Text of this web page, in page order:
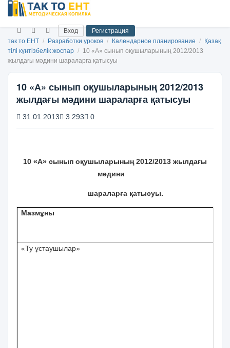
Вход
Регистрация
так то ЕНТ / Разработки уроков / Календарное планирование /
Қазақ
тілі күнтізбелік жоспар / 10 «А» сынып оқушыларының 2012/2013
жылдағы мәдини шараларға қатысуы
10 «А» сынып оқушыларының 2012/2013
жылдағы мәдини шараларға қатысуы
31.01.2013 3 293 0
10 «А» сынып оқушыларының 2012/2013 жылдағы
мәдини
шараларға қатысуы.
Мазмұны
«Ту ұстаушылар»